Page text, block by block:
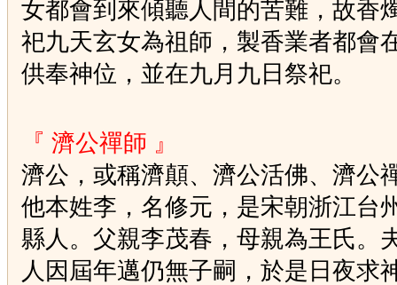
女都會到來傾聽人間的苦難，故香
祀九天玄女為祖師，製香業者都會
供奉神位，並在九月九日祭祀。
『 濟公禪師 』
濟公，或稱濟顛、濟公活佛、濟公
他本姓李，名修元，是宋朝浙江台
縣人。父親李茂春，母親為王氏。
人因屆年邁仍無子嗣，於是日夜求